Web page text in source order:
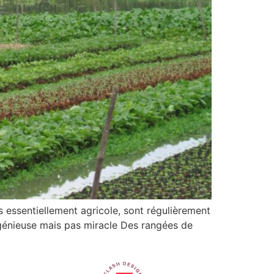
essentiellement agricole, sont régulièrement
mais pas miracle Des rangées de